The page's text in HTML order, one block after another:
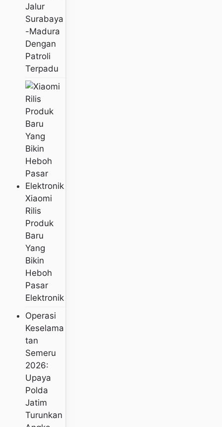
Jalur
Surabaya
-Madura
Dengan
Patroli
Terpadu
Xiaomi
Rilis
Produk
Baru
Yang
Bikin
Heboh
Pasar
Elektronik
Operasi
Keselama
Tan
Semeru
2026:
Upaya
Polda
Jatim
Turunkan